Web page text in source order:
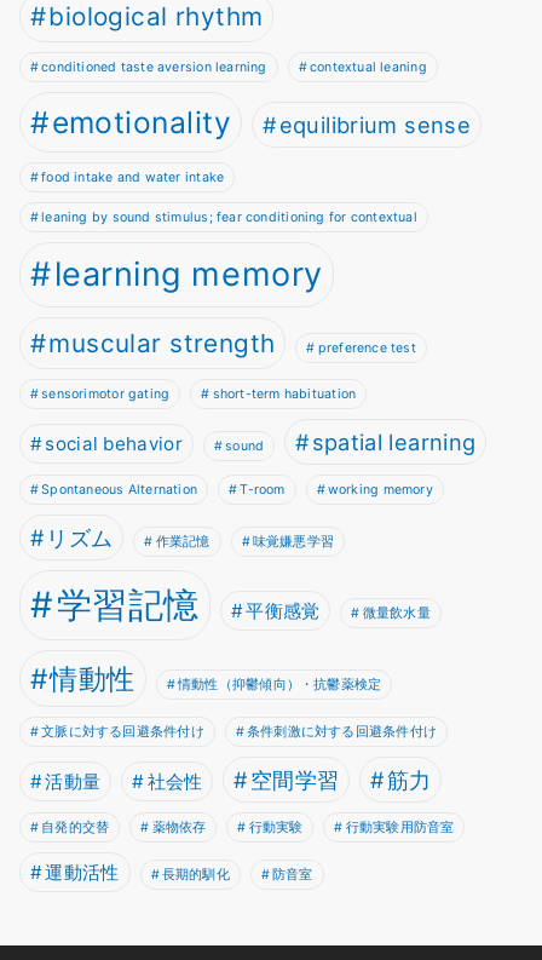
biological rhythm
conditioned taste aversion learning contextual leaning
emotionality equilibrium sense
food intake and water intake
leaning by sound stimulus; fear conditioning for contextual
learning memory
muscular strength preference test
sensorimotor gating short-term habituation
social behavior sound spatial learning
Spontaneous Alternation T-room working memory
リズム 作業記憶 味覚嫌悪学習
学習記憶 平衡感覚 微量飲水量
情動性 情動性（抑鬱傾向）・抗鬱薬検定
文脈に対する回避条件付け 条件刺激に対する回避条件付け
活動量 社会性 空間学習 筋力
自発的交替 薬物依存 行動実験 行動実験用防音室
運動活性 長期的馴化 防音室